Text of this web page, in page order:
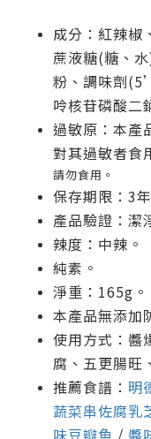
成分：紅辣椒
蔗液糖(糖、
粉、調味劑
呤核苷磷酸二
過敏原：本產
對其過敏者食
請勿食用。
保存期限：3
產品驗證：潔
辣度：中辣。
純素。
淨重：165g。
本產品無添加
使用方式：醬
腐、五更腸旺
推薦食譜： 明
蔬菜串佐腐乳
味豆瓣魚 / 醬